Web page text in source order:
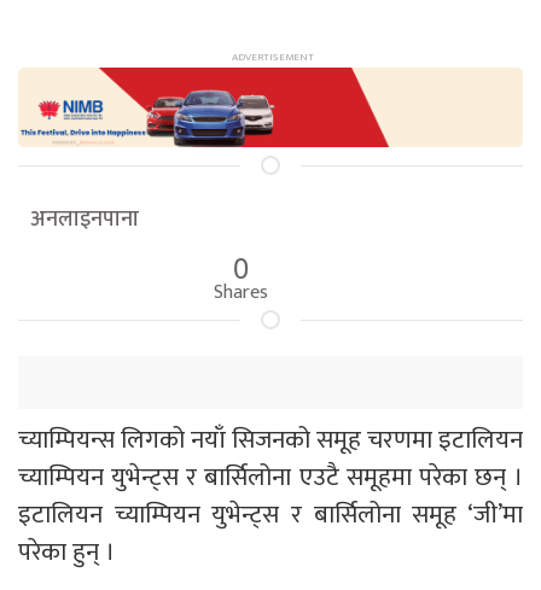
अनलाइनपाना
0
Shares
च्याम्पियन्स लिगको नयाँ सिजनको समूह चरणमा इटालियन
च्याम्पियन युभेन्ट्स र बार्सिलोना एउटै समूहमा परेका छन् ।
इटालियन च्याम्पियन युभेन्ट्स र बार्सिलोना समूह ‘जी’मा
परेका हुन् ।